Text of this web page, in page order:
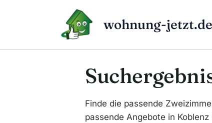
wohnung-jetzt.de
Finde die passende
passende Angebote in